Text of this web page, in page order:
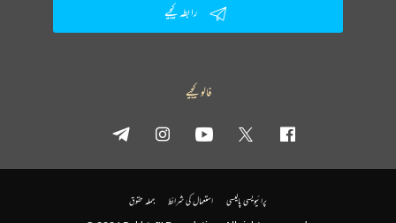
رابطہ کیجیے
فالو کیجیے
پرائیویسی پالیسی استعمال کی شرائط جملہ حقوق